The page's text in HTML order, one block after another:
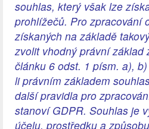
souhlas, který však lze
prohlížečů. Pro zpracování
získaných na základě
zvolit vhodný právní základ
článku 6 odst. 1 písm. a),
li právním základem
další pravidla pro
stanoví GDPR. Souhlas je
účelu, prostředku a